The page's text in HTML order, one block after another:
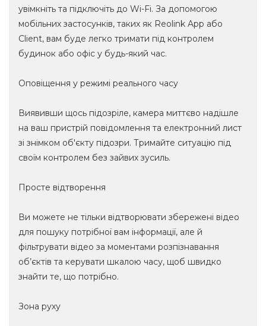
увімкніть та підключіть до Wi-Fi. За допомогою
мобільних застосунків, таких як Reolink App або
Client, вам буде легко тримати під контролем
будинок або офіс у будь-який час.
Оповіщення у режимі реального часу
Виявивши щось підозріле, камера миттєво надішле
на ваш пристрій повідомлення та електронний лист
зі знімком об'єкту підозри. Тримайте ситуацію під
своїм контролем без зайвих зусиль.
Просте відтворення
Ви можете не тільки відтворювати збережені відео
для пошуку потрібної вам інформації, але й
фільтрувати відео за моментами розпізнавання
об’єктів та керувати шкалою часу, щоб швидко
знайти те, що потрібно.
Зона руху